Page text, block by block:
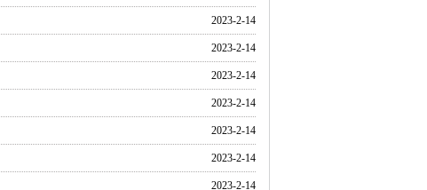
2023-2-14
2023-2-14
2023-2-14
2023-2-14
2023-2-14
2023-2-14
2023-2-14